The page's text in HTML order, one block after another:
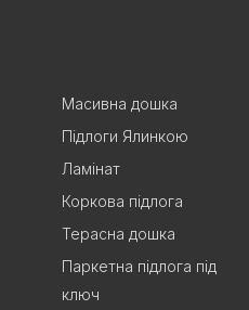
Масивна дошка
Підлоги Ялинкою
Ламінат
Коркова підлога
Терасна дошка
Паркетна підлога під
ключ